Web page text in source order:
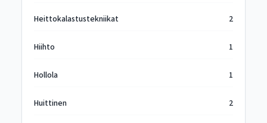
Heittokalastustekniikat 2
Hiihto 1
Hollola 1
Huittinen 2